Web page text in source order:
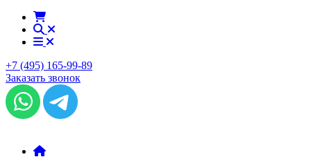
+7 (495) 165-99-89
Заказать звонок